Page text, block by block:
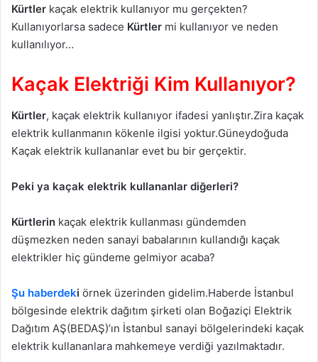
Kürtler kaçak elektrik kullanıyor mu gerçekten?
Kullanıyorlarsa sadece Kürtler mi kullanıyor ve neden
kullanılıyor…
Kaçak Elektriği Kim Kullanıyor?
Kürtler, kaçak elektrik kullanıyor ifadesi yanlıştır.Zira kaçak
elektrik kullanmanın kökenle ilgisi yoktur.Güneydoğuda
Kaçak elektrik kullananlar evet bu bir gerçektir.
Peki ya kaçak elektrik kullananlar diğerleri?
Kürtlerin kaçak elektrik kullanması gündemden
düşmezken neden sanayi babalarının kullandığı kaçak
elektrikler hiç gündeme gelmiyor acaba?
Şu haberdeki örnek üzerinden gidelim.Haberde İstanbul
bölgesinde elektrik dağıtım şirketi olan Boğaziçi Elektrik
Dağıtım AŞ(BEDAŞ)’ın İstanbul sanayi bölgelerindeki kaçak
elektrik kullananlara mahkemeye verdiği yazılmaktadır.